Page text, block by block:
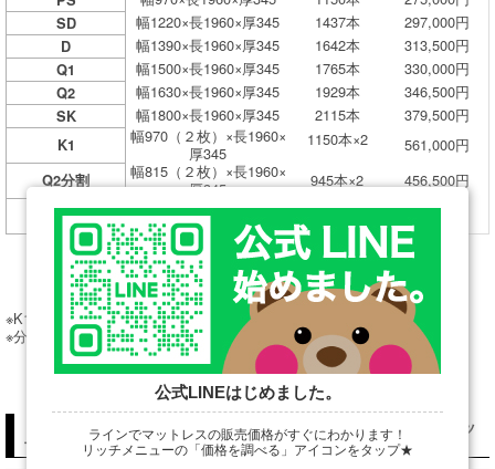
SD 幅1220×長1960×厚345 1437本 297,000円
D 幅1390×長1960×厚345 1642本 313,500円
Q1 幅1500×長1960×厚345 1765本 330,000円
Q2 幅1630×長1960×厚345 1929本 346,500円
SK 幅1800×長1960×厚345 2115本 379,500円
K1
幅970（２枚）×長1960×
厚345
1150本×2 561,000円
Q2分割
幅815（２枚）×長1960×
厚345
945本×2 456,500円
SK分割
幅900（２枚）×長1960×
厚345
1068本×2 489,500円
※K1サイズは、マットレス連結用の面ファスナー付きです。
※分割タイプは、ベース×2本、トッパー×1枚となります。
トッパー単品 サータ ナチュラルスイート7.7リムーバブル1トッ
プ メーカー設定価格(税込)&サイズ(単位：mm)一覧
公式LINEはじめました。
ラインでマットレスの販売価格がすぐにわかります！
リッチメニューの「価格を調べる」アイコンをタップ★